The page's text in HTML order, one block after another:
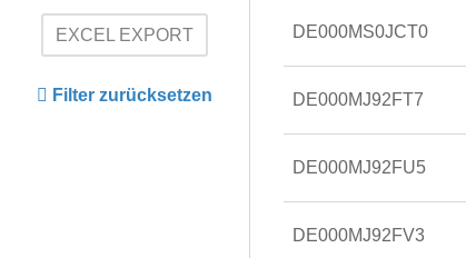
EXCEL EXPORT
Filter zurücksetzen
DE000MS0JCT0
DE000MJ92FT7
DE000MJ92FU5
DE000MJ92FV3